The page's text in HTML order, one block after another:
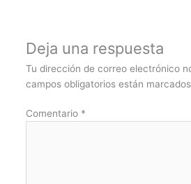
Deja una respuesta
Tu dirección de correo electrónico
campos obligatorios están
Comentario *